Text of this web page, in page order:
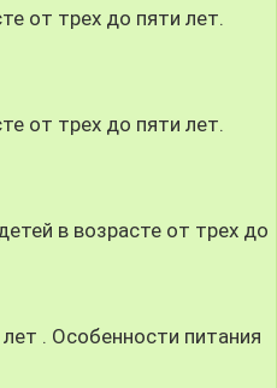
от трех до пяти лет.
от трех до пяти лет.
в возрасте от трех до
. Особенности питания